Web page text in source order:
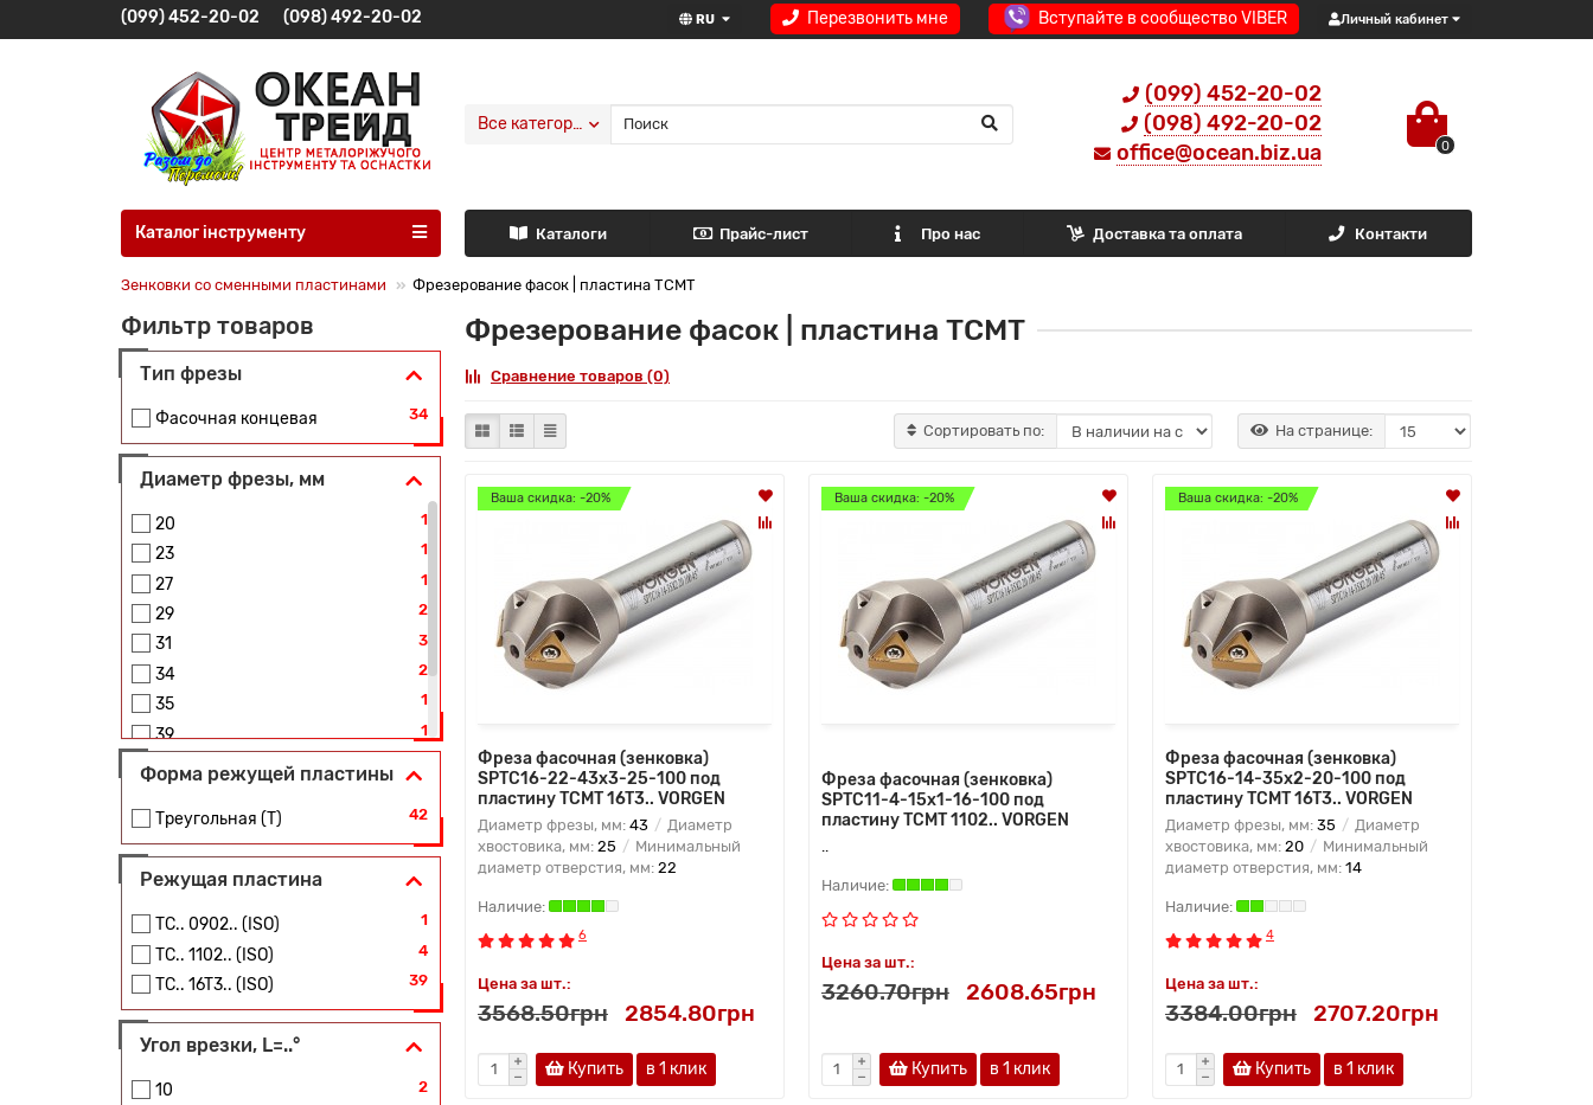
Перезвонить мне Вступайте в сообщество VIBER Личный кабинет
RU
(099) 452-20-02 (098) 492-20-02
(099) 452-20-02
(098) 492-20-02
office@ocean.biz.ua
0
Все категории
Каталог інструменту Каталоги Прайс-лист Про нас Доставка та оплата Контакти
Зенковки со сменными пластинами Фрезерование фасок | пластина TCMT
Фильтр товаров
Тип фрезы
Фасочная концевая 34
Диаметр фрезы, мм
20 1
23 1
27 1
29 2
31 3
34 2
35 1
39 1
Форма режущей пластины
Треугольная (T) 42
Режущая пластина
TC.. 0902.. (ISO) 1
TC.. 1102.. (ISO) 4
TC.. 16T3.. (ISO) 39
Угол врезки, L=..°
10 2
Фрезерование фасок | пластина TCMT
Сравнение товаров (0)
Сортировать по: На странице:
Ваша скидка: -20%
Фреза фасочная (зенковка)
SPTC16-22-43x3-25-100 под
пластину TCMT 16T3.. VORGEN
Диаметр фрезы, мм: 43
Диаметр
хвостовика, мм: 25
Минимальный
диаметр отверстия, мм: 22
6
Цена за шт.:
3568.50грн 2854.80грн
Купить в 1 клик
Ваша скидка: -20%
Фреза фасочная (зенковка)
SPTC11-4-15x1-16-100 под
пластину TCMT 1102.. VORGEN
Цена за шт.:
3260.70грн 2608.65грн
Купить в 1 клик
Ваша скидка: -20%
Фреза фасочная (зенковка)
SPTC16-14-35x2-20-100 под
пластину TCMT 16T3.. VORGEN
Диаметр фрезы, мм: 35
Диаметр
хвостовика, мм: 20
Минимальный
диаметр отверстия, мм: 14
4
Цена за шт.:
3384.00грн 2707.20грн
Купить в 1 клик